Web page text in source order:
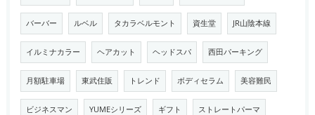
バーバー ルベル タカラベルモント 資生堂 JR山陰本線
イルミナカラー ヘアカット ヘッドスパ 西田パーキング
月額駐車場 東武住販 トレンド ボディセラム 美容難民
ビジネスマン YUMEシリーズ ギフト ストレートパーマ